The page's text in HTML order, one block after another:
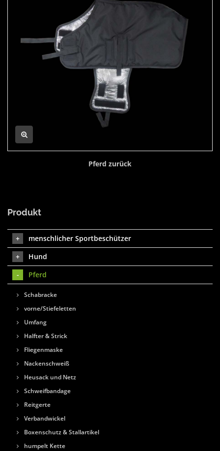
Pferd zurück
Produkt
menschlicher Sportbeschützer
Hund
Pferd
Schabracke
vorne/Stiefeletten
Umfang
Halfter & Strick
Fliegenmaske
Nackenschweiß
Heusack und Netz
Schweifbandage
Reitgerte
Verbandwickel
Boxenschutz & Stallartikel
humpelt Kette